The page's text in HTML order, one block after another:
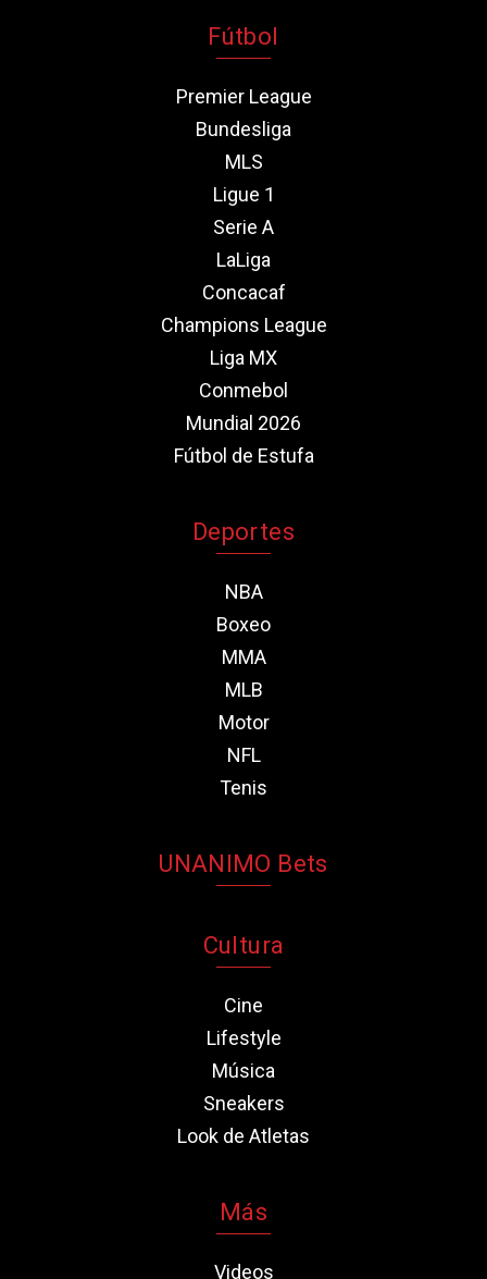
Fútbol
Premier League
Bundesliga
MLS
Ligue 1
Serie A
LaLiga
Concacaf
Champions League
Liga MX
Conmebol
Mundial 2026
Fútbol de Estufa
Deportes
NBA
Boxeo
MMA
MLB
Motor
NFL
Tenis
UNANIMO Bets
Cultura
Cine
Lifestyle
Música
Sneakers
Look de Atletas
Más
Videos